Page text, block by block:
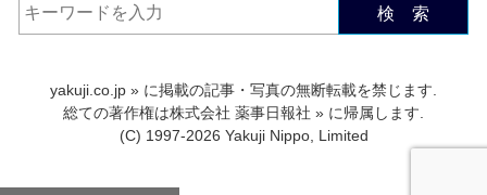
検 索
yakuji.co.jp » に掲載の記事・写真の無断転載を禁じます.
総ての著作権は株式会社 薬事日報社 » に帰属します.
(C) 1997-2026 Yakuji Nippo, Limited